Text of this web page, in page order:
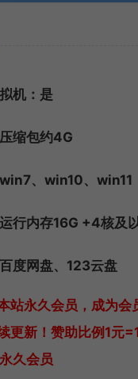
机：是
缩包约4G
、win10、win11
行内存16G +4核及
百度网盘、 123云盘
站永久会员，成为会
更新！赞助比例1元
久会员